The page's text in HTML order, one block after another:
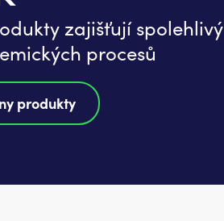
zajišťují
procesů
produkty